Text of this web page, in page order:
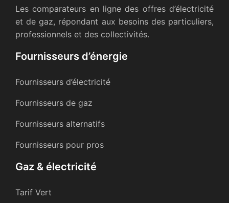
Les comparateurs en ligne des offres d’électricité
et de gaz, répondant aux besoins des particuliers,
professionnels et des collectivités.
Fournisseurs d’énergie
Fournisseurs d’électricité
Fournisseurs de gaz
Fournisseurs alternatifs
Fournisseurs pour pros
Gaz & électricité
Tarif Vert